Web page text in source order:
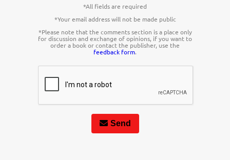
*All fields are required
*Your email address will not be made public
*Please note that the comments section is a place only
for discussion and exchange of opinions, if you want to
order a book or contact the publisher, use the
feedback form.
Send